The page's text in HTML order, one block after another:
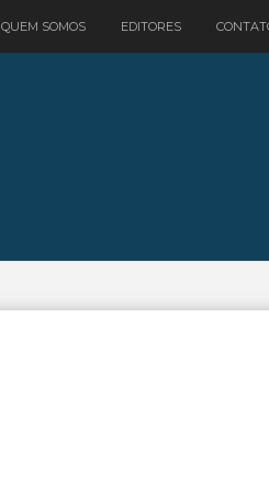
QUEM SOMOS EDITORES